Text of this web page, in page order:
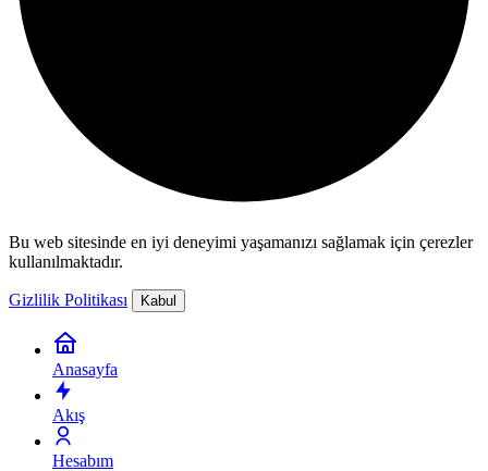
Bu web sitesinde en iyi deneyimi yaşamanızı sağlamak için çerezler
kullanılmaktadır.
Gizlilik Politikası Kabul
Anasayfa
Akış
Hesabım